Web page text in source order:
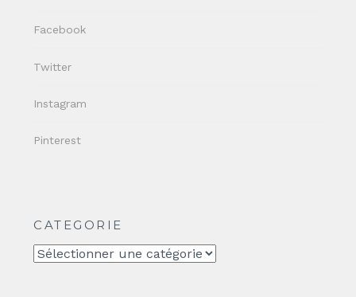
Facebook
Twitter
Instagram
Pinterest
CATEGORIE
CATEGORIE